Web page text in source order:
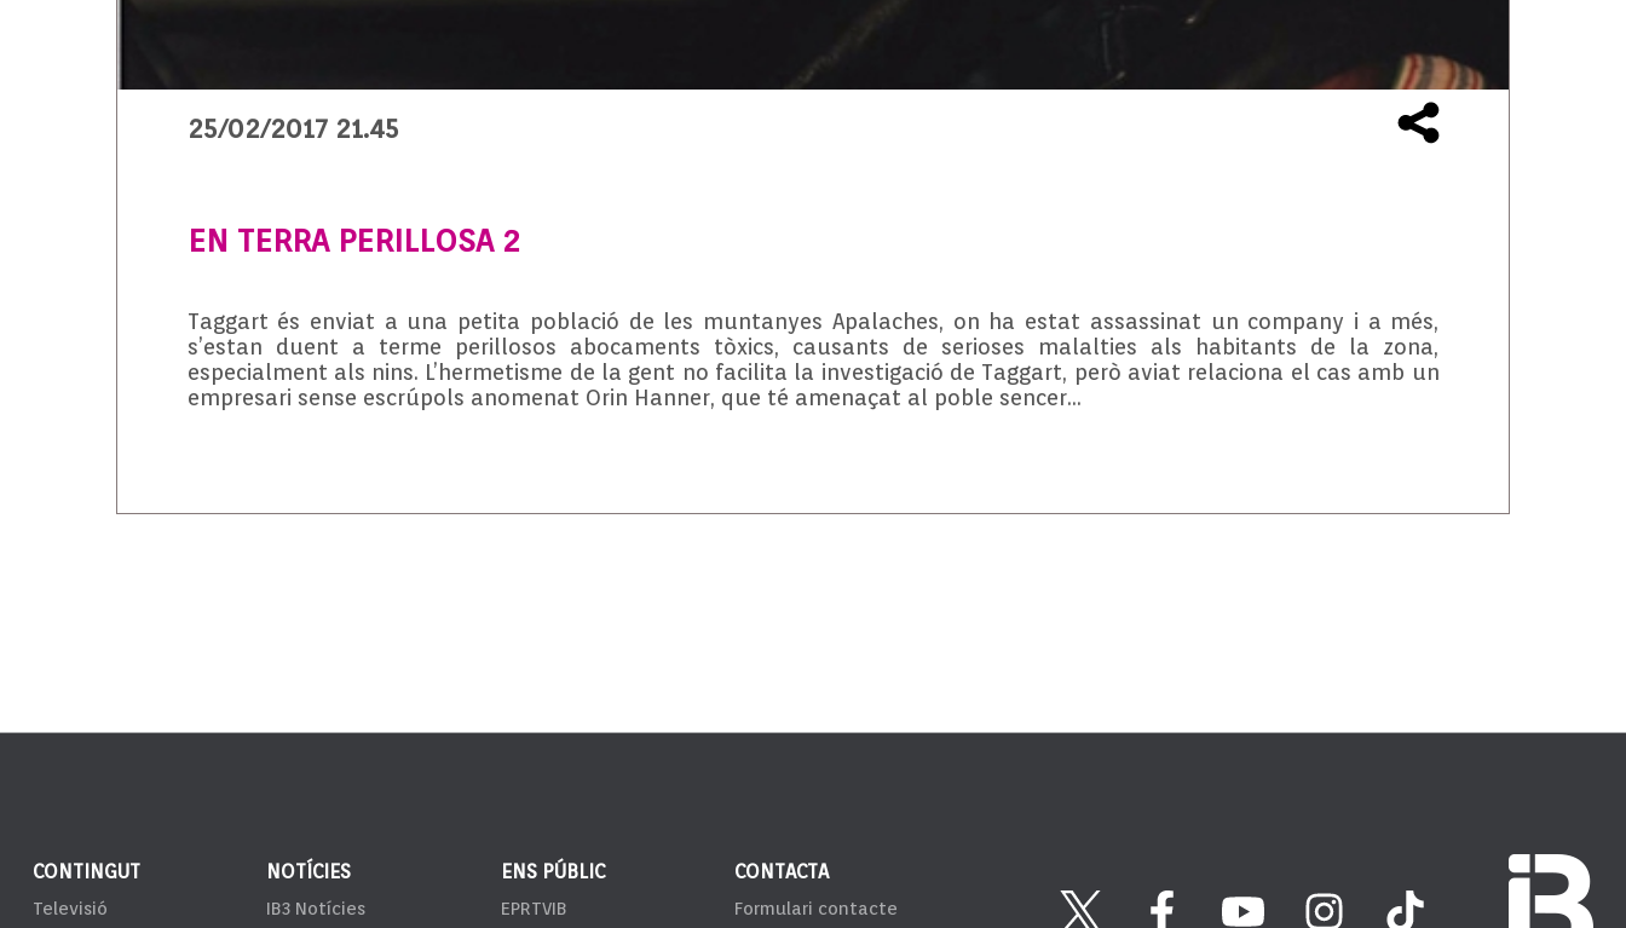
25/02/2017 21.45
EN TERRA PERILLOSA 2
Taggart és enviat a una petita població de les muntanyes Apalaches, on ha estat assassinat un company i a més,
s’estan duent a terme perillosos abocaments tòxics, causants de serioses malalties als habitants de la zona,
especialment als nins. L’hermetisme de la gent no facilita la investigació de Taggart, però aviat relaciona el cas amb un
empresari sense escrúpols anomenat Orin Hanner, que té amenaçat al poble sencer…
CONTINGUT
Televisió
NOTÍCIES
IB3 Notícies
ENS PÚBLIC
EPRTVIB
CONTACTA
Formulari contacte